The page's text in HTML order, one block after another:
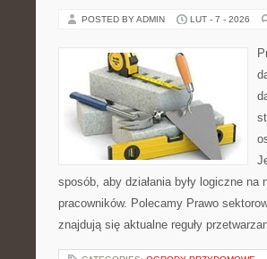
POSTED BY ADMIN LUT - 7 - 2026
sposób, aby działania były logiczne
pracowników. Polecamy Prawo
znajdują się aktualne reguły